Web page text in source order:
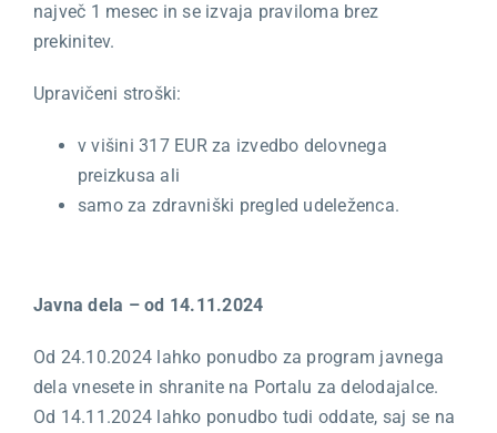
največ 1 mesec in se izvaja praviloma brez
prekinitev.
Upravičeni stroški:
v višini 317 EUR za izvedbo delovnega
preizkusa ali
samo za zdravniški pregled udeleženca.
Javna dela – od 14.11.2024
Od 24.10.2024 lahko ponudbo za program javnega
dela vnesete in shranite na Portalu za delodajalce.
Od 14.11.2024 lahko ponudbo tudi oddate, saj se na